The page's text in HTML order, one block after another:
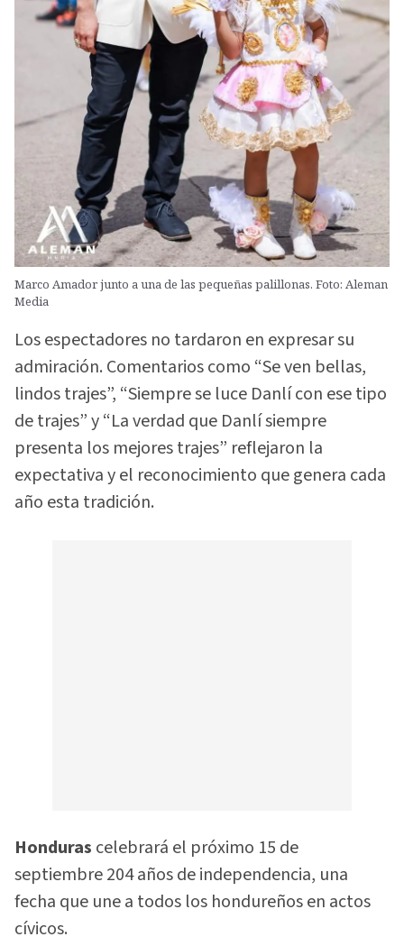
Marco Amador junto a una de las pequeñas palillonas. Foto: Aleman
Media
Los espectadores no tardaron en expresar su
admiración. Comentarios como “Se ven bellas,
lindos trajes”, “Siempre se luce Danlí con ese tipo
de trajes” y “La verdad que Danlí siempre
presenta los mejores trajes” reflejaron la
expectativa y el reconocimiento que genera cada
año esta tradición.
Honduras celebrará el próximo 15 de
septiembre 204 años de independencia, una
fecha que une a todos los hondureños en actos
cívicos.